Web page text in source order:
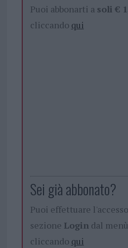
Puoi abbonarti a soli €
cliccando qui
Sei già abbonato?
Puoi effettuare
sezione Logindal
cliccando qui